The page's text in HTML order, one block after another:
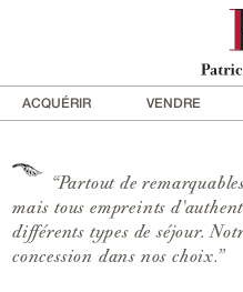
ACQUÉRIR VENDRE
“Partout de
mais tous empreints
différents types de séjour.
concession dans nos choix.”